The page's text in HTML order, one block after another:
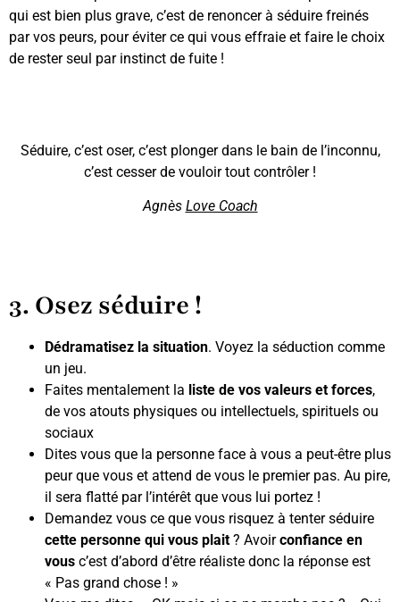
qui est bien plus grave, c’est de renoncer à séduire freinés
par vos peurs, pour éviter ce qui vous effraie et faire le choix
de rester seul par instinct de fuite !
Séduire, c’est oser, c’est plonger dans le bain de l’inconnu,
c’est cesser de vouloir tout contrôler !
Agnès Love Coach
3. Osez séduire !
Dédramatisez la situation. Voyez la séduction comme
un jeu.
Faites mentalement la liste de vos valeurs et forces,
de vos atouts physiques ou intellectuels, spirituels ou
sociaux
Dites vous que la personne face à vous a peut-être plus
peur que vous et attend de vous le premier pas. Au pire,
il sera flatté par l’intérêt que vous lui portez !
Demandez vous ce que vous risquez à tenter séduire
cette personne qui vous plait ? Avoirconfiance en
vous c’est d’abord d’être réaliste donc la réponse est
« Pas grand chose ! »